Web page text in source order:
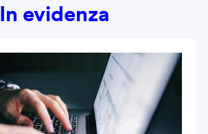
In evidenza